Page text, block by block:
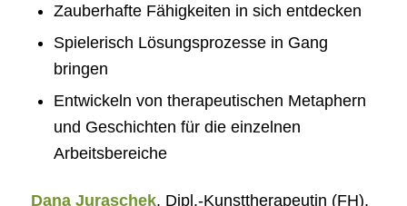
Zauberhafte Fähigkeiten in sich entdecken
Spielerisch Lösungsprozesse in Gang
bringen
Entwickeln von therapeutischen Metaphern
und Geschichten für die einzelnen
Arbeitsbereiche
Dana Juraschek, Dipl.-Kunsttherapeutin (FH),